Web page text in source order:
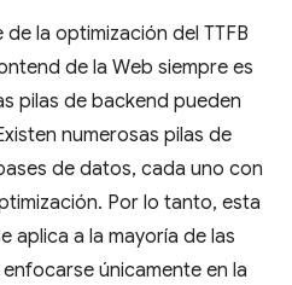
la optimización del TTFB
de la Web siempre es
pilas de backend pueden
numerosas pilas de
de datos, cada uno con
Por lo tanto, esta
aplica a la mayoría de las
únicamente en la